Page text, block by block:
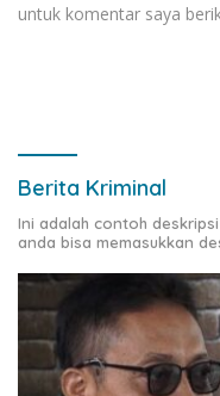
untuk komentar saya
Berita Kriminal
Ini adalah contoh
anda bisa memasukkan